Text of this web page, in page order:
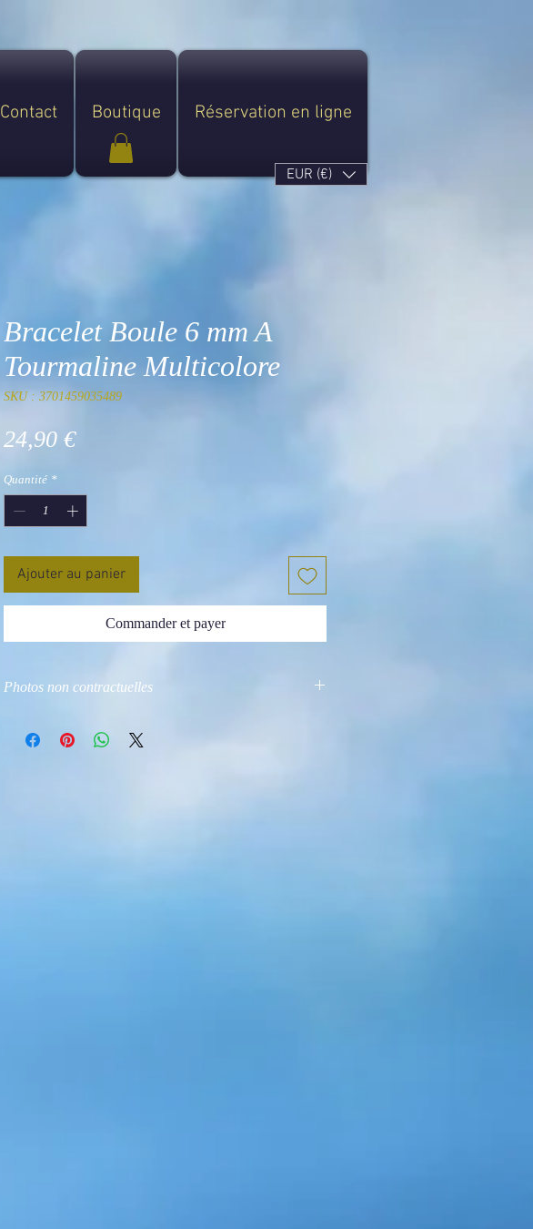
Contact Boutique Réservation en ligne
EUR (€)
Bracelet Boule 6 mm A
Tourmaline Multicolore
SKU : 3701459035489
24,90 €Prix
Quantité *
Ajouter au panier
Commander et payer
Photos non contractuelles